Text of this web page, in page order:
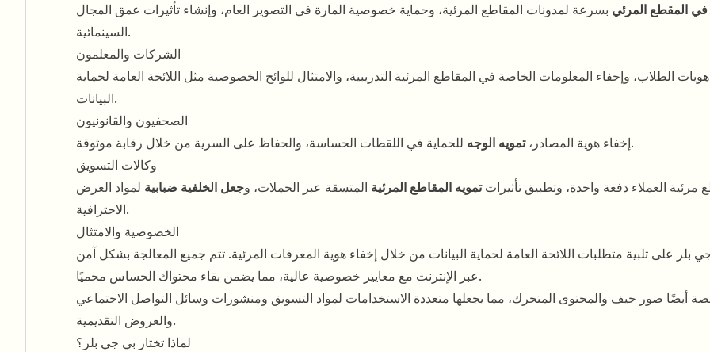
في المقطع المرئي بسرعة لمدونات المقاطع المرئية، وحماية خصوصية المارة في التصوير العام، وإنشاء تأثيرات عمق المجال
السينمائية.
الشركات والمعلمون
الطلاب، وإخفاء المعلومات الخاصة في المقاطع المرئية التدريبية، والامتثال للوائح الخصوصية مثل اللائحة العامة لحماية
البيانات.
الصحفيون والقانونيون
إخفاء هوية المصادر،تمويه الوجه
للحماية في اللقطات الحساسة، والحفاظ على السرية من خلال رقابة موثوقة.
وكالات التسويق
مرئية العملاء دفعة واحدة، وتطبيق تأثيراتتمويه المقاطع المرئية المتسقة عبر الحملات، وجعل الخلفية ضبابية لمواد العرض
الاحترافية.
الخصوصية والامتثال
على تلبية متطلبات اللائحة العامة لحماية البيانات من خلال إخفاء هوية المعرفات المرئية. تتم جميع المعالجة بشكل آمن
عبر الإنترنت مع معايير خصوصية عالية، مما يضمن بقاء محتواك الحساس محميًا.
أيضًا صور جيف والمحتوى المتحرك، مما يجعلها متعددة الاستخدامات لمواد التسويق ومنشورات وسائل التواصل الاجتماعي
والعروض التقديمية.
لماذا تختار بي جي بلر؟